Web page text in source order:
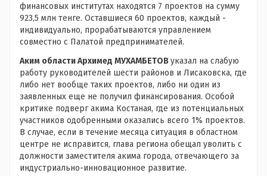
финансовых институтах находятся 7 проектов на сумму
923,5 млн тенге. Оставшиеся 60 проектов, каждый -
индивидуально, прорабатываются управлением
совместно с Палатой предпринимателей.
Аким области Архимед МУХАМБЕТОВуказал на слабую
работу руководителей шести районов и Лисаковска, где
либо нет вообще таких проектов, либо ни один из
заявленных еще не получил финансирования. Особой
критике подверг акима Костаная, где из потенциальных
участников одобренными оказались всего 1% проектов.
В случае, если в течение месяца ситуация в областном
центре не исправится, глава региона обещал уволить с
должности заместителя акима города, отвечающего за
индустриально-инновационное развитие.